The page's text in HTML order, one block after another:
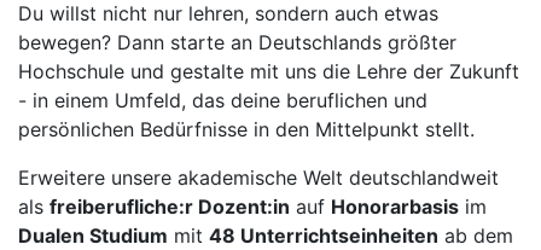
Du willst nicht nur lehren, sondern auch etwas
bewegen? Dann starte an Deutschlands größter
Hochschule und gestalte mit uns die Lehre der Zukunft
- in einem Umfeld, das deine beruflichen und
persönlichen Bedürfnisse in den Mittelpunkt stellt.
Erweitere unsere akademische Welt deutschlandweit
als freiberufliche:r Dozent:in auf Honorarbasis im
Dualen Studium mit 48 Unterrichtseinheiten ab dem